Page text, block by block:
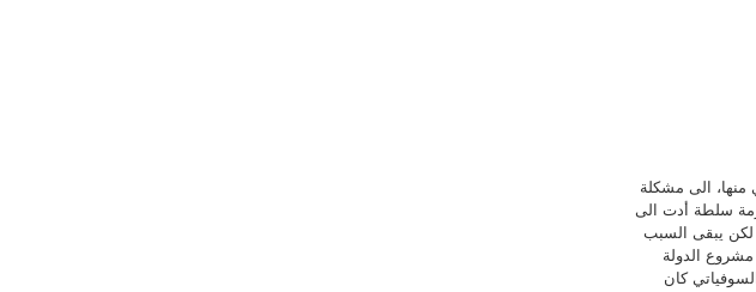
منها، الى مشكلة
سلطة أدت الى
الشلل طويل الامد الذي اصاب الدولة في عهد ليونيد بريجنيف الذي حكم بين عامي 1964 و 1982. لكن يبقى السبب
الدولة
كان